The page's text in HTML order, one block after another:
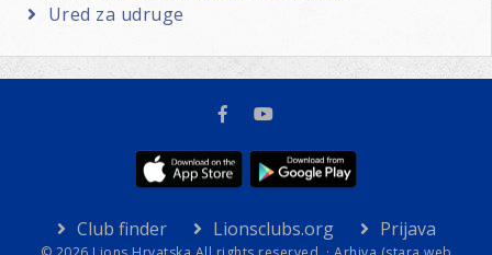
Ured za udruge
Club finder Lionsclubs.org Prijava